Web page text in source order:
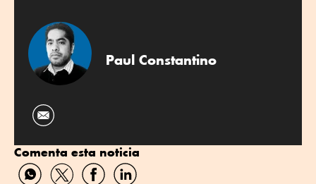
Paul Constantino
Comenta esta noticia
CompartirCompartirCompartirCompartir